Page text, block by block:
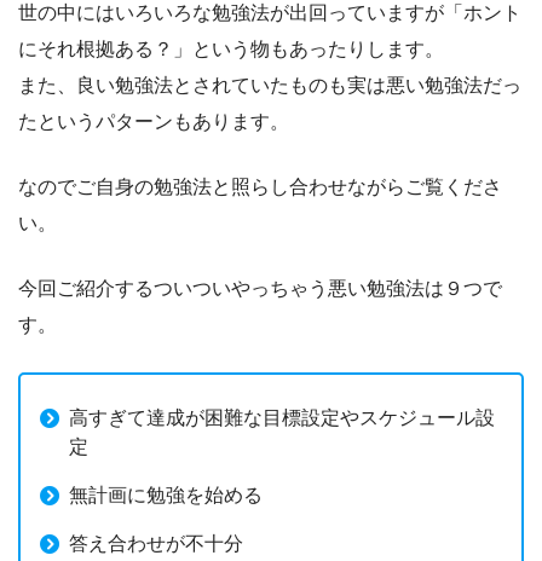
世の中にはいろいろな勉強法が出回っていますが「ホント
にそれ根拠ある？」という物もあったりします。
また、良い勉強法とされていたものも実は悪い勉強法だっ
たというパターンもあります。
なのでご自身の勉強法と照らし合わせながらご覧くださ
い。
今回ご紹介するついついやっちゃう悪い勉強法は９つで
す。
高すぎて達成が困難な目標設定やスケジュール設
定
無計画に勉強を始める
答え合わせが不十分